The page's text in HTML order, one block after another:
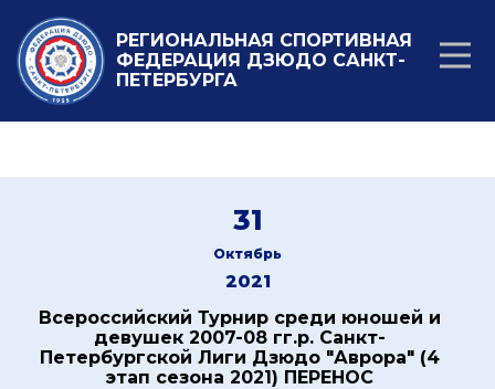
РЕГИОНАЛЬНАЯ СПОРТИВНАЯ
ФЕДЕРАЦИЯ ДЗЮДО САНКТ-
ПЕТЕРБУРГА
31
Октябрь
2021
Всероссийский Турнир среди юношей и
девушек 2007-08 гг.р. Санкт-
Петербургской Лиги Дзюдо "Аврора" (4
этап сезона 2021) ПЕРЕНОС